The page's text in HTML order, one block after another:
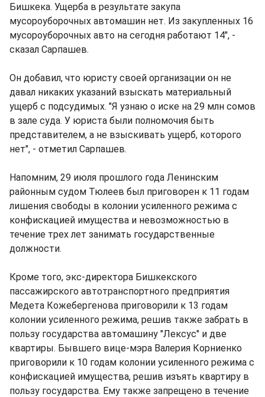
Бишкека. Ущерба в результате закупа
мусороуборочных автомашин нет. Из закупленных 16
мусороуборочных авто на сегодня работают 14", -
сказал Сарпашев.
Он добавил, что юристу своей организации он не
давал никаких указаний взыскать материальный
ущерб с подсудимых. "Я узнаю о иске на 29 млн сомов
в зале суда. У юриста были полномочия быть
представителем, а не взыскивать ущерб, которого
нет", - отметил Сарпашев.
Напомним, 29 июля прошлого года Ленинским
районным судом Тюлеев был приговорен к 11 годам
лишения свободы в колонии усиленного режима с
конфискацией имущества и невозможностью в
течение трех лет занимать государственные
должности.
Кроме того, экс-директора Бишкекского
пассажирского автотранспортного предприятия
Медета Кожебергенова приговорили к 13 годам
колонии усиленного режима, решив также забрать в
пользу государства автомашину "Лексус" и две
квартиры. Бывшего вице-мэра Валерия Корниенко
приговорили к 10 годам колонии усиленного режима с
конфискацией имущества, решив изъять квартиру в
пользу государства. Ему также запрещено в течение